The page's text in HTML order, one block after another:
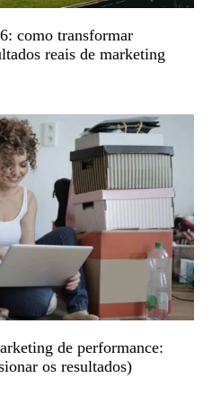
como transformar
reais de marketing
de performance:
os resultados)